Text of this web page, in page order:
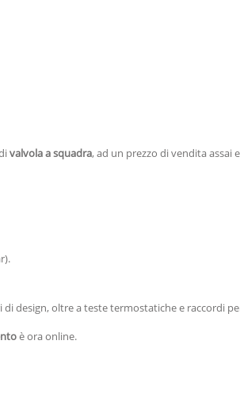
valvola a squadra, ad un prezzo di vendita assai
di design, oltre a teste termostatiche e raccordi
è ora online.